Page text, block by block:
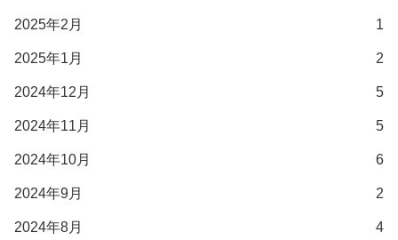
2025年2月 1
2025年1月 2
2024年12月 5
2024年11月 5
2024年10月 6
2024年9月 2
2024年8月 4